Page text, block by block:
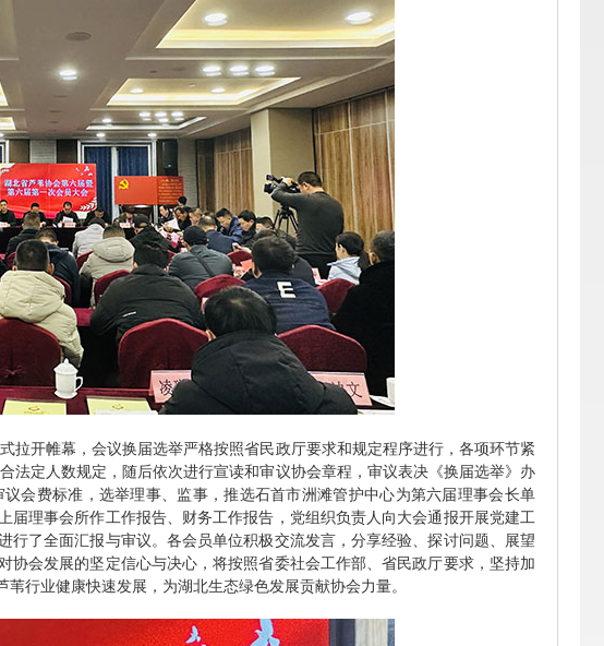
开帷幕，会议换届选举严格按照省民政厅要求和规定程序进行，各项环节紧
定人数规定，随后依次进行宣读和审议协会章程，审议表决《换届选举》办
会费标准，选举理事、监事，推选石首市洲滩管护中心为第六届理事会长单
理事会所作工作报告、财务工作报告，党组织负责人向大会通报开展党建工
了全面汇报与审议。各会员单位积极交流发言，分享经验、探讨问题、展望
会发展的坚定信心与决心，将按照省委社会工作部、省民政厅要求，坚持加
行业健康快速发展，为湖北生态绿色发展贡献协会力量。